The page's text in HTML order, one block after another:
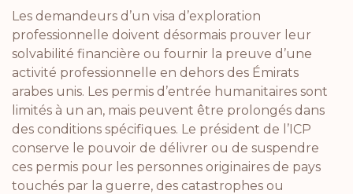
Les demandeurs d’un visa d’exploration
professionnelle doivent désormais prouver leur
solvabilité financière ou fournir la preuve d’une
activité professionnelle en dehors des Émirats
arabes unis. Les permis d’entrée humanitaires sont
limités à un an, mais peuvent être prolongés dans
des conditions spécifiques. Le président de l’ICP
conserve le pouvoir de délivrer ou de suspendre
ces permis pour les personnes originaires de pays
touchés par la guerre, des catastrophes ou